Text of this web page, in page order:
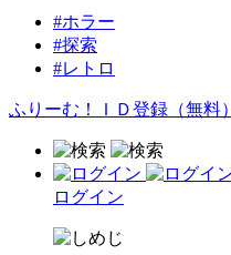
#ホラー
#探索
#レトロ
ふりーむ！ＩＤ登録（無料）
ログイン